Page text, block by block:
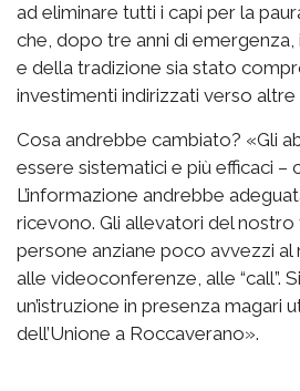
ad eliminare tutti i capi per la
che, dopo tre anni di
e della tradizione sia stato
investimenti indirizzati verso
Cosa andrebbe cambiato? «Gli
essere sistematici e più efficaci –
L’informazione andrebbe
ricevono. Gli allevatori del
persone anziane poco avvezzi
alle videoconferenze, alle “call”.
un’istruzione in presenza magari
dell’Unione a Roccaverano».